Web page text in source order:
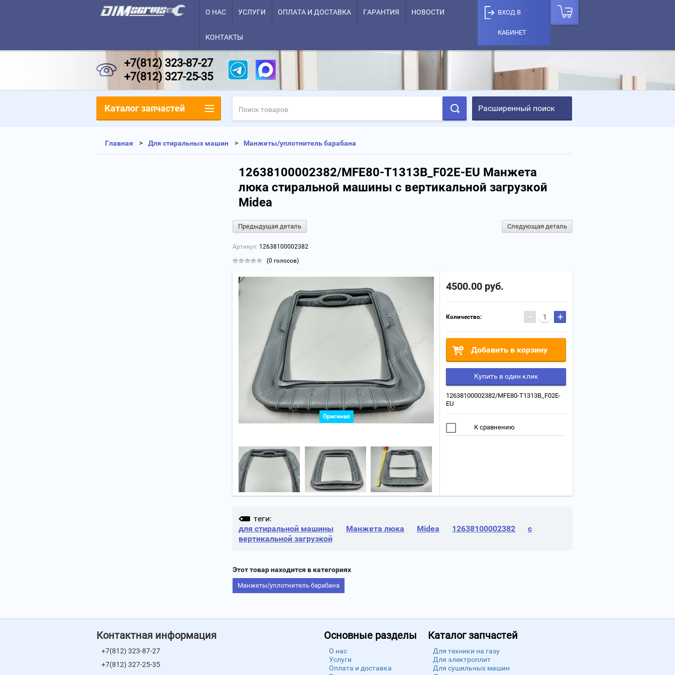
О НАС УСЛУГИ ОПЛАТА И ДОСТАВКА ГАРАНТИЯ НОВОСТИ
КОНТАКТЫ
ВХОД В
КАБИНЕТ
+7(812) 323-87-27
+7(812) 327-25-35
Расширенный поиск
Главная Для стиральных машин Манжеты/уплотнитель барабана
12638100002382/MFE80-T1313B_F02E-EU Манжета
люка стиральной машины с вертикальной загрузкой
Midea
Предыдущая деталь Следующая деталь
Артикул: 12638100002382
(0 голосов)
Оригинал
4500.00 руб.
Количество: − +
Добавить в корзину
Купить в один клик
12638100002382/MFE80-T1313B_F02E-
EU
К сравнению
теги:
для стиральной машины
Манжета люка Midea 12638100002382
с
вертикальной загрузкой
Этот товар находится в категориях
Манжеты/уплотнитель барабана
Каталог запчастей
Контактная информация
+7(812) 323-87-27
+7(812) 327-25-35
Основные разделы
О нас
Услуги
Оплата и доставка
Каталог запчастей
Для техники на газу
Для электроплит
Для сушильных машин